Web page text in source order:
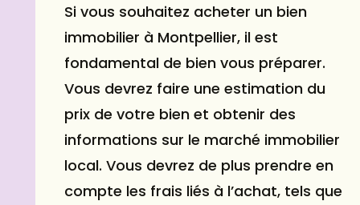
Si vous souhaitez acheter un bien
immobilier à Montpellier, il est
fondamental de bien vous préparer.
Vous devrez faire une estimation du
prix de votre bien et obtenir des
informations sur le marché immobilier
local. Vous devrez de plus prendre en
compte les frais liés à l’achat, tels que